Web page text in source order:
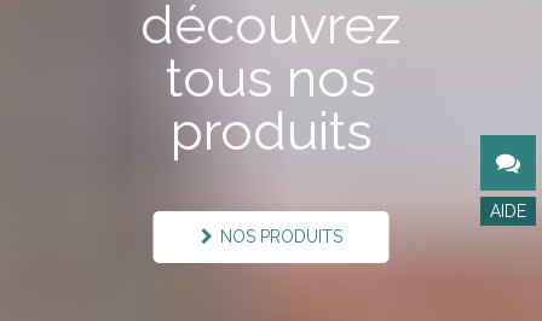
découvrez
tous nos
produits
NOS PRODUITS